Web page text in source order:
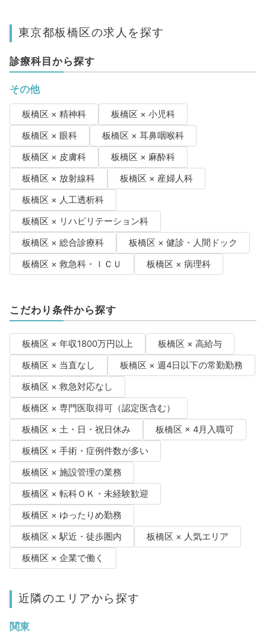
東京都板橋区の求人を探す
診療科目から探す
その他
板橋区 × 精神科
板橋区 × 小児科
板橋区 × 眼科
板橋区 × 耳鼻咽喉科
板橋区 × 皮膚科
板橋区 × 麻酔科
板橋区 × 放射線科
板橋区 × 産婦人科
板橋区 × 人工透析科
板橋区 × リハビリテーション科
板橋区 × 総合診療科
板橋区 × 健診・人間ドック
板橋区 × 救急科・ＩＣＵ
板橋区 × 病理科
こだわり条件から探す
板橋区 × 年収1800万円以上
板橋区 × 高給与
板橋区 × 当直なし
板橋区 × 週4日以下の常勤勤務
板橋区 × 救急対応なし
板橋区 × 専門医取得可（認定医含む）
板橋区 × 土・日・祝日休み
板橋区 × 4月入職可
板橋区 × 手術・症例件数が多い
板橋区 × 施設管理の業務
板橋区 × 転科ＯＫ・未経験歓迎
板橋区 × ゆったりめ勤務
板橋区 × 駅近・徒歩圏内
板橋区 × 人気エリア
板橋区 × 企業で働く
近隣のエリアから探す
関東